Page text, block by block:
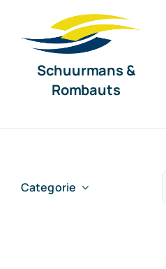
naar
Schuurmans &
Rombauts
Categorie